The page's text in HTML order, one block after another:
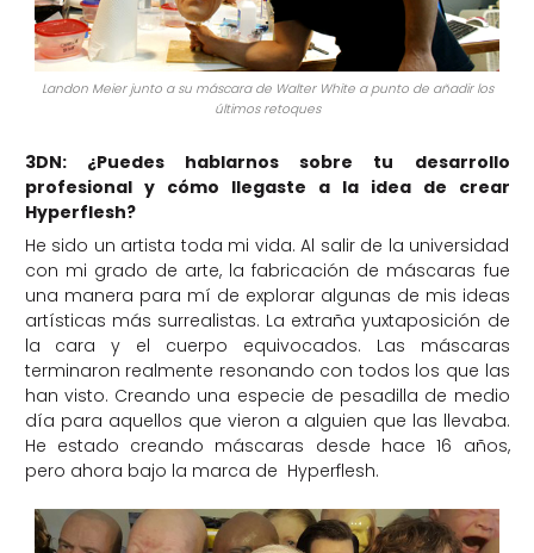
Landon Meier junto a su máscara de Walter White a punto de añadir los
últimos retoques
3DN: ¿Puedes hablarnos sobre tu desarrollo
profesional y cómo llegaste a la idea de crear
Hyperflesh?
He sido un artista toda mi vida. Al salir de la universidad
con mi grado de arte, la fabricación de máscaras fue
una manera para mí de explorar algunas de mis ideas
artísticas más surrealistas. La extraña yuxtaposición de
la cara y el cuerpo equivocados. Las máscaras
terminaron realmente resonando con todos los que las
han visto. Creando una especie de pesadilla de medio
día para aquellos que vieron a alguien que las llevaba.
He estado creando máscaras desde hace 16 años,
pero ahora bajo la marca de Hyperflesh.